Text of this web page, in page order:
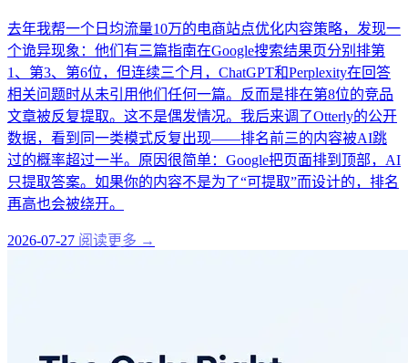
去年我帮一个日均流量10万的电商站点优化内容策略，发现一
个诡异现象：他们有三篇指南在Google搜索结果页分别排第
1、第3、第6位，但连续三个月，ChatGPT和Perplexity在回答
相关问题时从未引用他们任何一篇。反而是排在第8位的竞品
文章被反复提取。这不是偶发情况。我后来调了Otterly的公开
数据，看到同一类模式反复出现——排名前三的内容被AI跳
过的概率超过一半。原因很简单：Google把页面排到顶部，AI
只提取答案。如果你的内容不是为了“可提取”而设计的，排名
再高也会被绕开。
2026-07-27 阅读更多 →